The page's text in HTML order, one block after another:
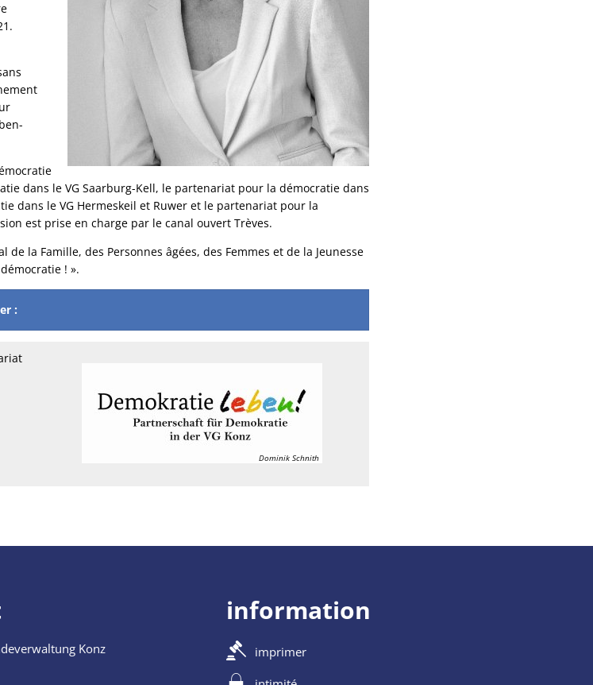
dans le VG Saarburg-Kell, le partenariat pour la démocratie dans
dans le VG Hermeskeil et Ruwer et le partenariat pour la
est prise en charge par le canal ouvert Trèves.
la Famille, des Personnes âgées, des Femmes et de la Jeunesse
! ».
:
Dominik Schnith
Konz
information
imprimer